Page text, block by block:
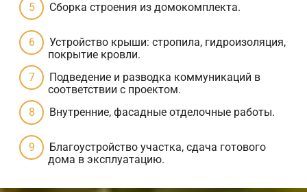
Сборка строения из домокомплекта.
Устройство крыши: стропила, гидроизоляция,
покрытие кровли.
Подведение и разводка коммуникаций в
соответствии с проектом.
Внутренние, фасадные отделочные работы.
Благоустройство участка, сдача готового
дома в эксплуатацию.